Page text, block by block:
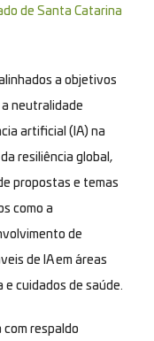
de Santa Catarina
a objetivos
neutralidade
artificial (IA) na
resiliência global,
propostas e temas
como a
de
de IA em áreas
cuidados de saúde.
respaldo